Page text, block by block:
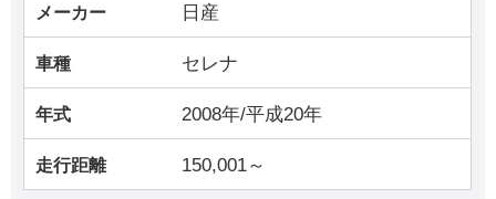
メーカー 日産
車種 セレナ
年式 2008年/平成20年
走行距離 150,001～